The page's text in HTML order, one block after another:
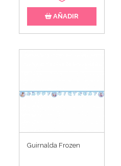
AÑADIR
Guirnalda Frozen